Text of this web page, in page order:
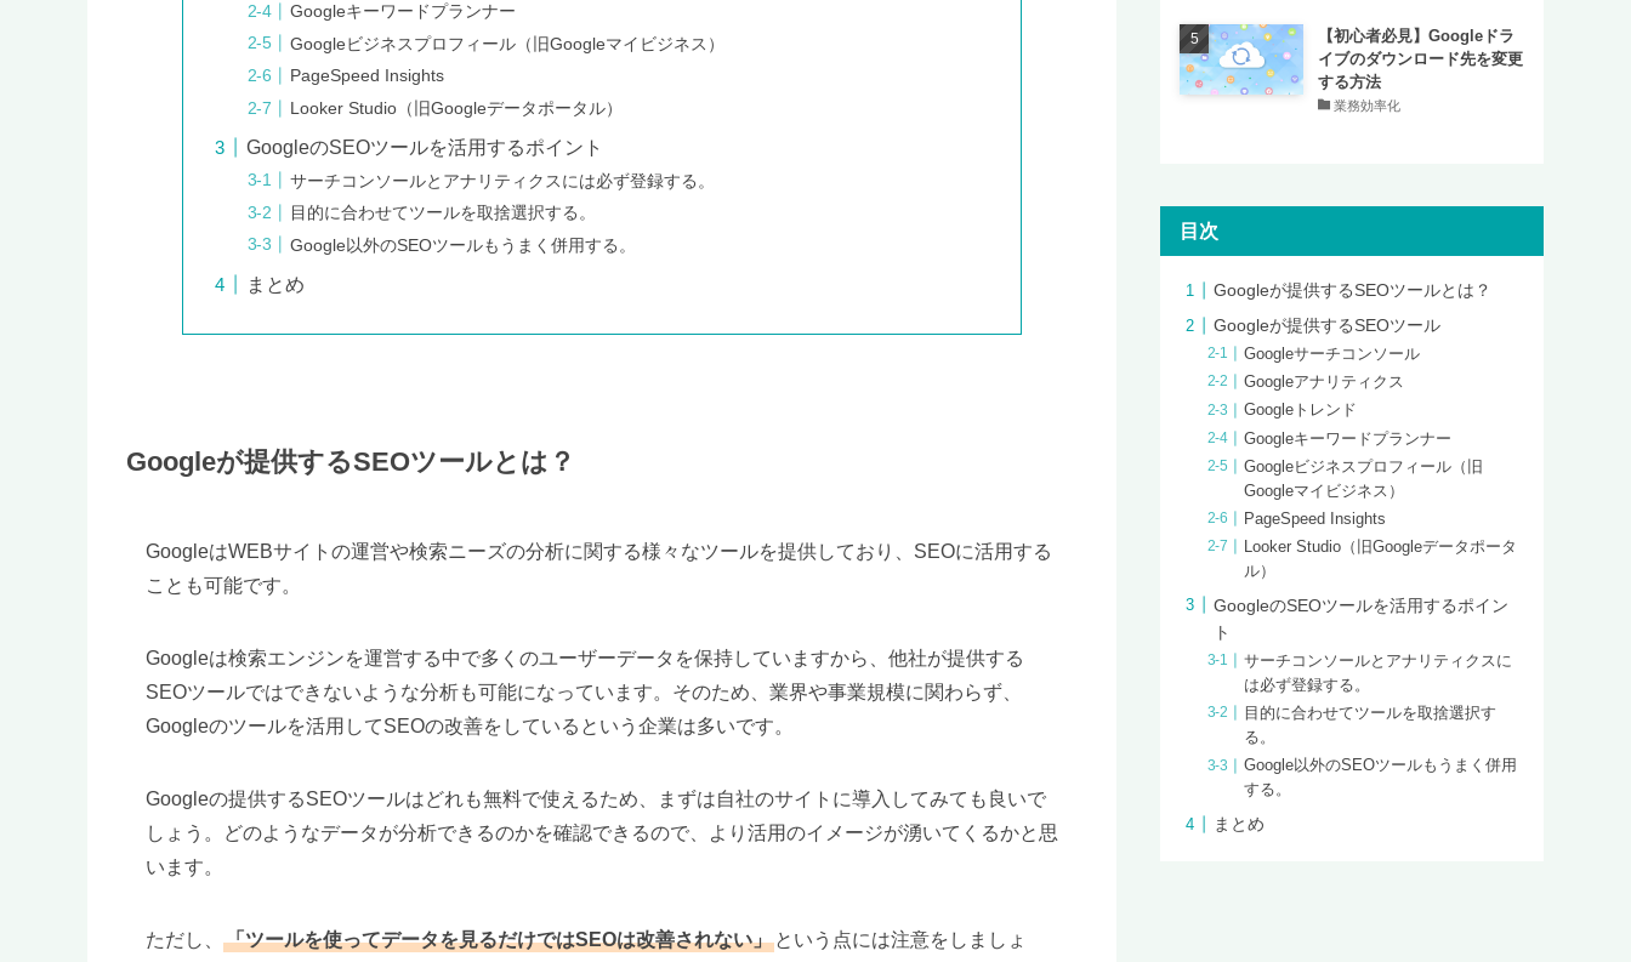
Googleキーワードプランナー
Googleビジネスプロフィール（旧Googleマイビジネス）
PageSpeed Insights
Looker Studio（旧Googleデータポータル）
GoogleのSEOツールを活用するポイント
サーチコンソールとアナリティクスには必ず登録する。
目的に合わせてツールを取捨選択する。
Google以外のSEOツールもうまく併用する。
まとめ
Googleが提供するSEOツールとは？
GoogleはWEBサイトの運営や検索ニーズの分析に関する様々なツールを提供しており、SEOに活用する
ことも可能です。
Googleは検索エンジンを運営する中で多くのユーザーデータを保持していますから、他社が提供する
SEOツールではできないような分析も可能になっています。そのため、業界や事業規模に関わらず、
Googleのツールを活用してSEOの改善をしているという企業は多いです。
Googleの提供するSEOツールはどれも無料で使えるため、まずは自社のサイトに導入してみても良いで
しょう。どのようなデータが分析できるのかを確認できるので、より活用のイメージが湧いてくるかと思
います。
ただし、 「ツールを使ってデータを見るだけではSEOは改善されない」 という点には注意をしましょ
【初心者必見】Googleドラ
イブのダウンロード先を変更
する方法
業務効率化
目次
Googleが提供するSEOツールとは？
Googleが提供するSEOツール
Googleサーチコンソール
Googleアナリティクス
Googleトレンド
Googleキーワードプランナー
Googleビジネスプロフィール（旧
Googleマイビジネス）
PageSpeed Insights
Looker Studio（旧Googleデータポータ
ル）
GoogleのSEOツールを活用するポイン
ト
サーチコンソールとアナリティクスに
は必ず登録する。
目的に合わせてツールを取捨選択す
る。
Google以外のSEOツールもうまく併用
する。
まとめ